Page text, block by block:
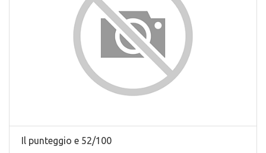
Il punteggio e 52/100